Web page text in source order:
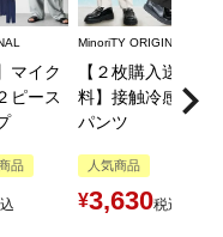
マイク
ピース
品
MinoriTY ORIGINAL
【２枚購入送料無
料】接触冷感とろ
パンツ
人気商品
¥3,630税込